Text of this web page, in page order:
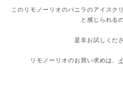
このリモノーリオのバニラのアイスク
と感じられる
是非お試しくだ
リモノーリオのお買い求めは、